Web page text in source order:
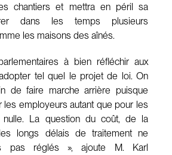
chantiers et mettra en péril sa
dans les temps plusieurs
les maisons des aînés.
à bien réfléchir aux
tel quel le projet de loi. On
de faire marche arrière puisque
les employeurs autant que pour les
nulle. La question du coût, de la
longs délais de traitement ne
pas réglés », ajoute M. Karl